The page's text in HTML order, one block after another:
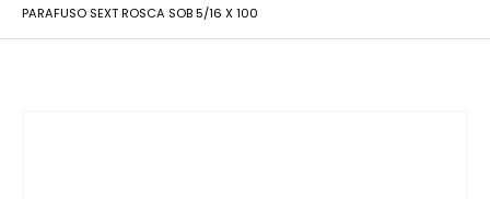
PARAFUSO SEXT ROSCA SOB 5/16 X 100